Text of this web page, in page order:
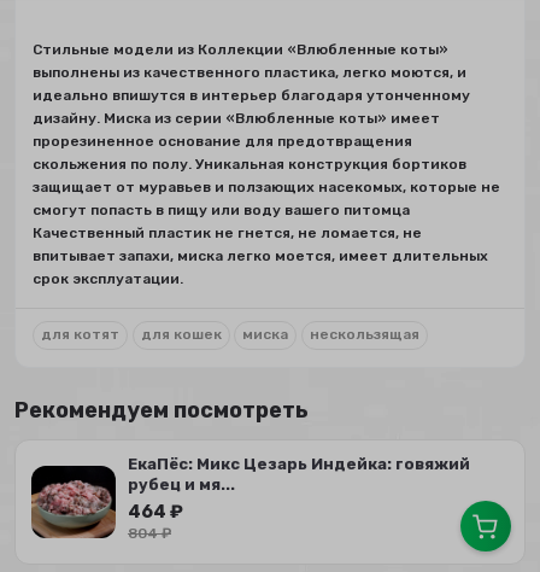
Стильные модели из Коллекции «Влюбленные коты»
выполнены из качественного пластика, легко моются, и
идеально впишутся в интерьер благодаря утонченному
дизайну. Миска из серии «Влюбленные коты» имеет
прорезиненное основание для предотвращения
скольжения по полу. Уникальная конструкция бортиков
защищает от муравьев и ползающих насекомых, которые не
смогут попасть в пищу или воду вашего питомца
Качественный пластик не гнется, не ломается, не
впитывает запахи, миска легко моется, имеет длительных
срок эксплуатации.
для котят для кошек миска нескользящая
Рекомендуем посмотреть
ЕкаПёс: Микс Цезарь Индейка: говяжий
рубец и мя...
464 ₽
804₽